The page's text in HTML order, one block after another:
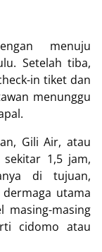
menuju
Setelah tiba,
in tiket dan
menunggu
Gili Air, atau
sekitar 1,5 jam,
di tujuan,
utama
masing-masing
cidomo atau